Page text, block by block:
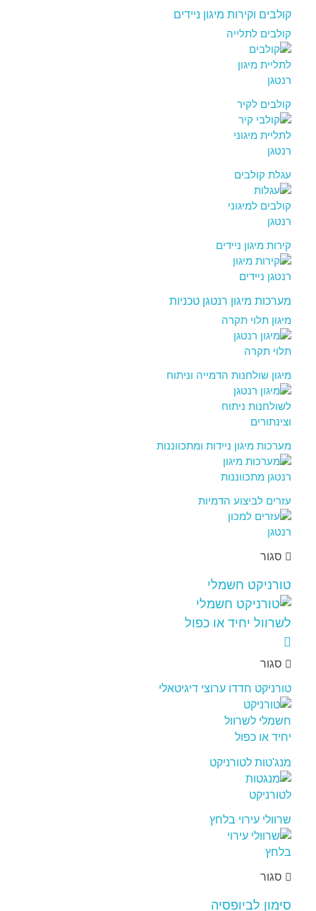
קולבים וקירות מיגון ניידים
קולבים לתלייה
קולבים לקיר
עגלת קולבים
קירות מיגון ניידים
מערכות מיגון רנטגן טכניות
מיגון תלוי תקרה
מיגון שולחנות הדמייה וניתוח
מערכות מיגון ניידות ומתכווננות
עזרים לביצוע הדמיות
סגור
טורניקט חשמלי
סגור
טורניקט חדדו ערוצי דיגיטאלי
מנג'טות לטורניקט
שרוולי עירוי בלחץ
סגור
סימון לביופסיה